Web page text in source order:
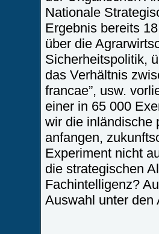
Nationale
Ergebnis bereits
über die
Sicherheitspolitik,
das Verhältnis
francae”, usw.
einer in 65 000
wir die inländische
anfangen,
Experiment nicht
die strategischen
Fachintelligenz?
Auswahl unter den